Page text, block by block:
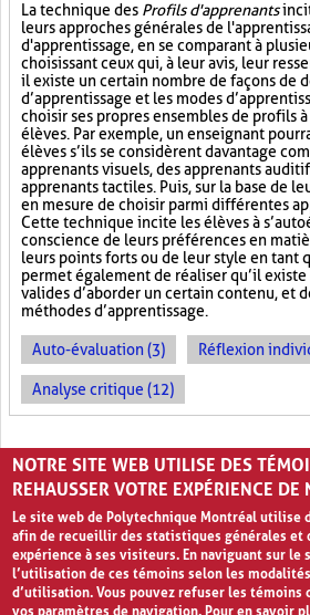
La technique des Profils d'apprenants
leurs approches générales de
d'apprentissage, en se comparant à
choisissant ceux qui, à leur avis, leur
il existe un certain nombre de façons de
d’apprentissage et les modes
choisir ses propres ensembles de profils
élèves. Par exemple, un enseignant
élèves s’ils se considèrent davantage
apprenants visuels, des apprenants
apprenants tactiles. Puis, sur la base de
en mesure de choisir parmi différentes
Cette technique incite les élèves à
conscience de leurs préférences en
leurs points forts ou de leur style en tant
permet également de réaliser qu’il
valides d’aborder un certain contenu, et
méthodes d’apprentissage.
Auto-évaluation (3) Réflexion
Analyse critique (12)
PAGES
« ‹ 1 2 3
NOTRE SITE WEB UTILISE DES
REHAUSSER VOTRE EXPÉRIENCE DE
Le site web de Polytechnique Montréal utilise
afin de recueillir des statistiques générales
expérience à ses visiteurs. En naviguant sur le
l’utilisation de ces témoins selon les
d’utilisation. Vous pouvez refuser les témoins
vos paramètres de navigation. Pour en savoir